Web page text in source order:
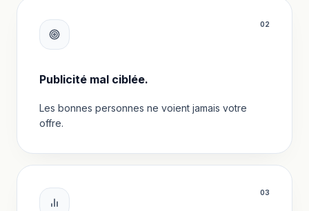
02
Publicité mal ciblée.
Les bonnes personnes ne voient jamais votre
offre.
03